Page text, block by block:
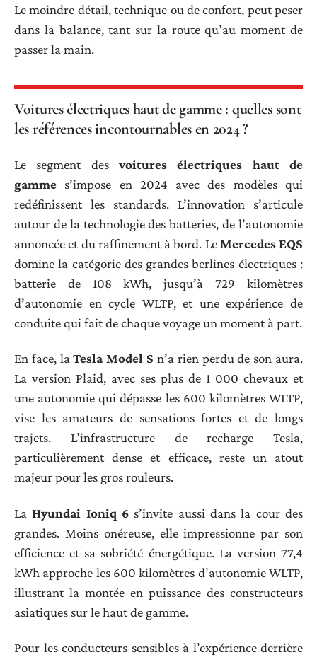
Le moindre détail, technique ou de confort, peut peser
dans la balance, tant sur la route qu’au moment de
passer la main.
Voitures électriques haut de gamme : quelles sont
les références incontournables en 2024 ?
Le segment des voitures électriques haut de
gamme s’impose en 2024 avec des modèles qui
redéfinissent les standards. L’innovation s’articule
autour de la technologie des batteries, de l’autonomie
annoncée et du raffinement à bord. LeMercedes EQS
domine la catégorie des grandes berlines électriques :
batterie de 108 kWh, jusqu’à 729 kilomètres
d’autonomie en cycle WLTP, et une expérience de
conduite qui fait de chaque voyage un moment à part.
En face, laTesla Model S n’a rien perdu de son aura.
La version Plaid, avec ses plus de 1 000 chevaux et
une autonomie qui dépasse les 600 kilomètres WLTP,
vise les amateurs de sensations fortes et de longs
trajets. L’infrastructure de recharge Tesla,
particulièrement dense et efficace, reste un atout
majeur pour les gros rouleurs.
LaHyundai Ioniq 6 s’invite aussi dans la cour des
grandes. Moins onéreuse, elle impressionne par son
efficience et sa sobriété énergétique. La version 77,4
kWh approche les 600 kilomètres d’autonomie WLTP,
illustrant la montée en puissance des constructeurs
asiatiques sur le haut de gamme.
Pour les conducteurs sensibles à l’expérience derrière